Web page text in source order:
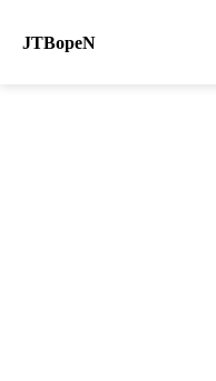
JTBopeN